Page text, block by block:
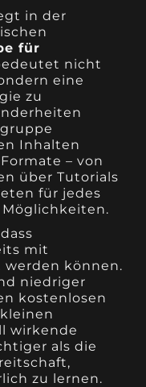
in der
für
nicht
eine
zu
Inhalten
– von
über Tutorials
für jedes
Möglichkeiten.
mit
können.
niedriger
kostenlosen
wirkende
als die
zu lernen.